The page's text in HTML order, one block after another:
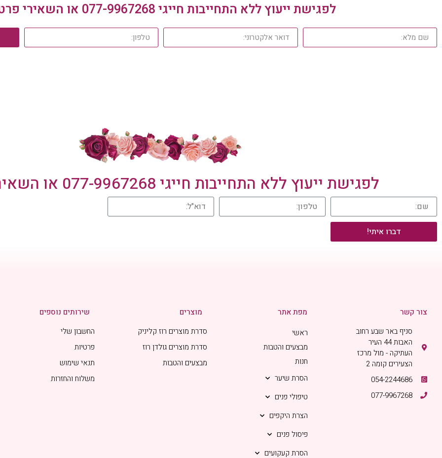
לפגישת ייעוץ ללא התחייבות חייגי077-9967268 או השאירי
לפגישת ייעוץ ללא התחייבות חייגי 077-9967268 או
דברו איתי!
צור קשר
סניף באר שבע רחוב
האבות 44 העיר
העתיקה - מול מרכז
הצעירים קומה 2
054-2244686
077-9967268
מפת אתר
ראשי
מבצעים והטבות
חנות
הסרת שיער
טיפולי פנים
הצרת היקפים
פיסול פנים
הסרת קעקועים
מוצרים
סדרת מוצרים רוז קליניק
סדרת מוצרים גולדן רוז
מבצעים והטבות
שירותים נוספים
החשבון שלי
פרטיות
תנאי שימוש
משלוח והחזרות